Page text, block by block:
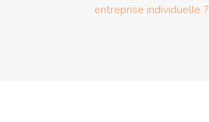
entreprise individuelle ?